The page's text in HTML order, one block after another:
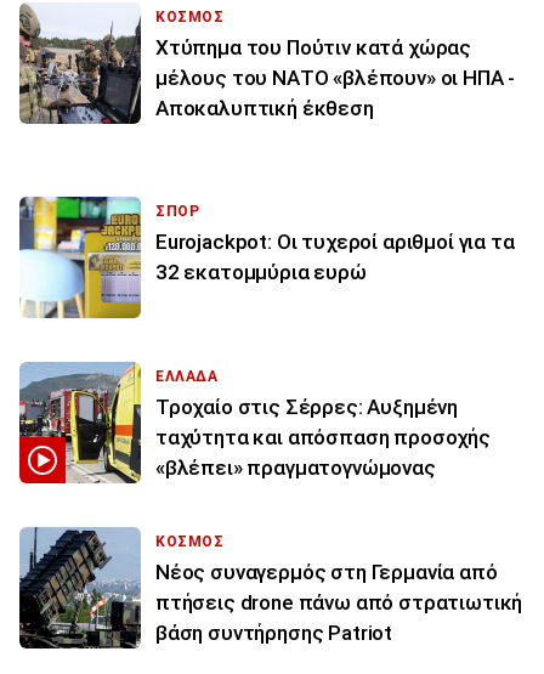
ΚΟΣΜΟΣ
Χτύπημα του Πούτιν κατά χώρας
μέλους του ΝΑΤΟ «βλέπουν» οι ΗΠΑ -
Αποκαλυπτική έκθεση
ΣΠΟΡ
Eurojackpot: Οι τυχεροί αριθμοί για τα
32 εκατoμμύρια ευρώ
ΕΛΛΑΔΑ
Τροχαίο στις Σέρρες: Αυξημένη
ταχύτητα και απόσπαση προσοχής
«βλέπει» πραγματογνώμονας
ΚΟΣΜΟΣ
Νέος συναγερμός στη Γερμανία από
πτήσεις drone πάνω από στρατιωτική
βάση συντήρησης Patriot